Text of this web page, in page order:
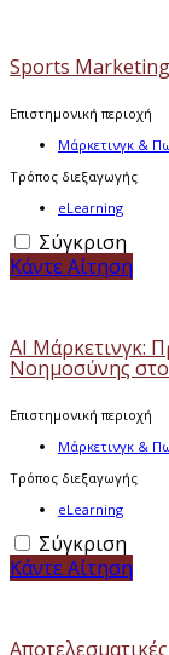
Sports Marketing
Επιστημονική περιοχή
Μάρκετινγκ &
Τρόπος διεξαγωγής
eLearning
Σύγκριση
Κάντε Αίτηση
ΑΙ Μάρκετινγκ:
Νοημοσύνης
Επιστημονική περιοχή
Μάρκετινγκ &
Τρόπος διεξαγωγής
eLearning
Σύγκριση
Κάντε Αίτηση